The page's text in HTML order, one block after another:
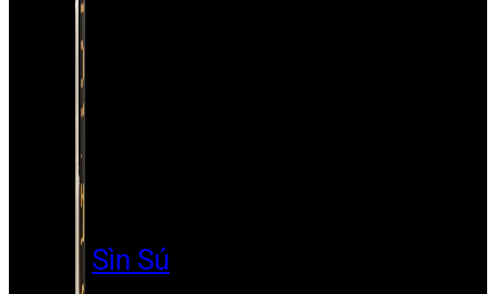
Sìn Sú